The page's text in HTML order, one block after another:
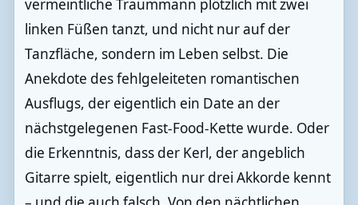
vermeintliche Traummann plötzlich mit zwei
linken Füßen tanzt, und nicht nur auf der
Tanzfläche, sondern im Leben selbst. Die
Anekdote des fehlgeleiteten romantischen
Ausflugs, der eigentlich ein Date an der
nächstgelegenen Fast-Food-Kette wurde. Oder
die Erkenntnis, dass der Kerl, der angeblich
Gitarre spielt, eigentlich nur drei Akkorde kennt